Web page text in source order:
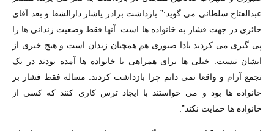
عبدالفتاح سلطانی می گوید:” بازداشت برادر یاشار دارالشفا و بعد آقای
حائری در جهت فشار به خانواده ها است. آنها فقط وضعیت زندانی ها را
پی گیری می کردند.نادا صبوری هم همچنان زندان است و هیچ خبری از
ایشان نیست. خیلی ها برای همراهی با خانواده ها آمده بودند در یک
تجمع آرام و واقعا نمی دانم چرا بازداشت کردند. مساله فقط فشار بر
خانواده ها بود و می خواستند با ایجاد ترس کاری کنند که کسی از
خانواده ها حمایت نکند”.